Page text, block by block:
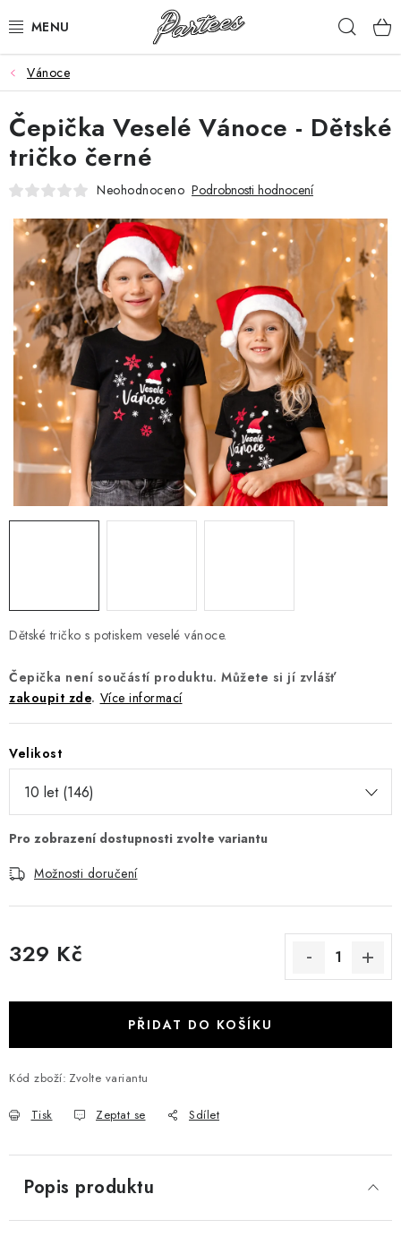
na
ROZLUČKA
NAROZENINY
NA MÍRU
DÁRKY
VÁNOCE
🖤 SLEVY
KONTAKTY
Jak nakupovat Moje objednávka
Výměna / vrácení zboží
Hodnocení obchodu
Potisk textilu
Obchodní podmínky
GDPR + cookies
Vánoce
Dětské tričko s potiskem veselé vánoce.
Čepička není součástí produktu. Můžete si jí zvlášť
zakoupit zde. Více informací
Velikost
Možnosti doručení
329 Kč
PŘIDAT DO KOŠÍKU
Kód zboží: Zvolte variantu
Tisk Zeptat se Sdílet
Čepička Veselé Vánoce - Dětské
tričko černé
Neohodnoceno Podrobnosti hodnocení
Popis produktu